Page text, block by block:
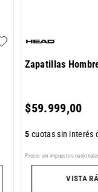
Zapatillas
$59.999,00
5 cuotas sin interés
Precio sin impuestos
VISTA